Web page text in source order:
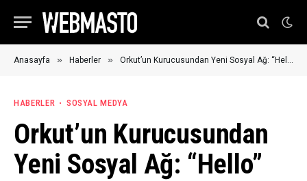
Anasayfa » Haberler » Orkut’un Kurucusundan Yeni Sosyal Ağ: “Hello”
HABERLER SOSYAL MEDYA
Orkut’un Kurucusundan
Yeni Sosyal Ağ: “Hello”